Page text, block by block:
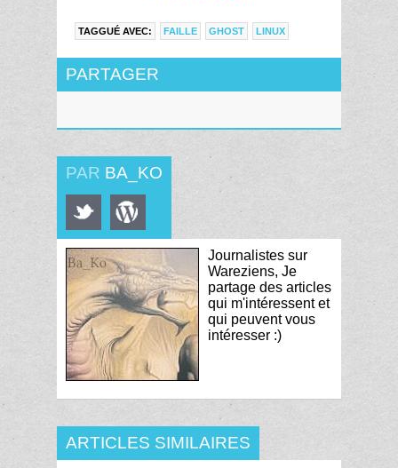
TAGGUÉ AVEC: FAILLE GHOST LINUX
PARTAGER
PAR BA_KO
Journalistes sur
Wareziens, Je
partage des articles
qui m'intéressent et
qui peuvent vous
intéresser :)
ARTICLES SIMILAIRES